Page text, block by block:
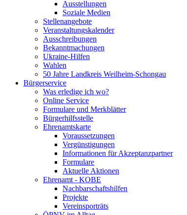
Ausstellungen
Soziale Medien
Stellenangebote
Veranstaltungskalender
Ausschreibungen
Bekanntmachungen
Ukraine-Hilfen
Wahlen
50 Jahre Landkreis Weilheim-Schongau
Bürgerservice
Was erledige ich wo?
Online Service
Formulare und Merkblätter
Bürgerhilfsstelle
Ehrenamtskarte
Voraussetzungen
Vergünstigungen
Informationen für Akzeptanzpartner
Formulare
Aktuelle Aktionen
Ehrenamt - KOBE
Nachbarschaftshilfen
Projekte
Vereinsporträts